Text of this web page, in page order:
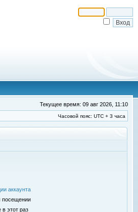
Текущее время: 09 авг 2026, 11:10
Часовой пояс: UTC + 3 часа
аккаунта
посещении
этот раз